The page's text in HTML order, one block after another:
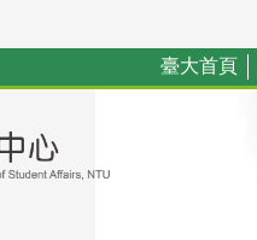
臺大首頁